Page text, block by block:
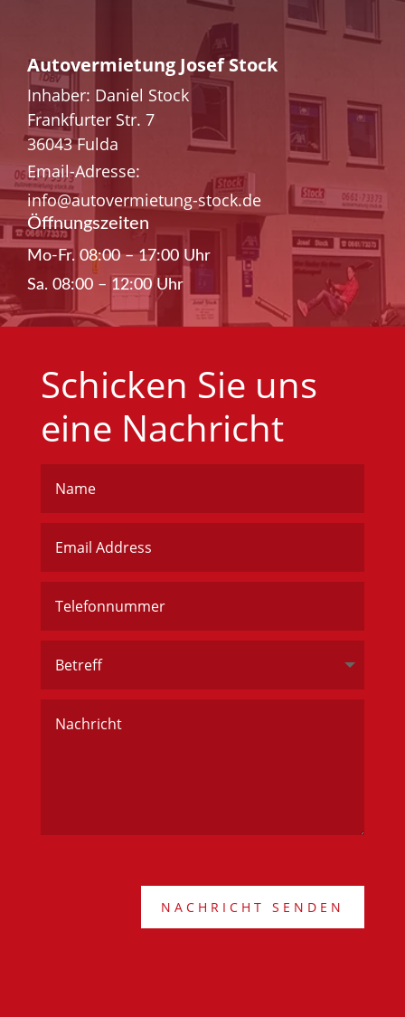
Autovermietung Josef Stock
Inhaber: Daniel Stock
Frankfurter Str. 7
36043 Fulda
Email-Adresse:
info@autovermietung-stock.de
Öffnungszeiten
Mo-Fr. 08:00 – 17:00 Uhr
Sa. 08:00 – 12:00 Uhr
Schicken Sie uns
eine Nachricht
NACHRICHT SENDEN